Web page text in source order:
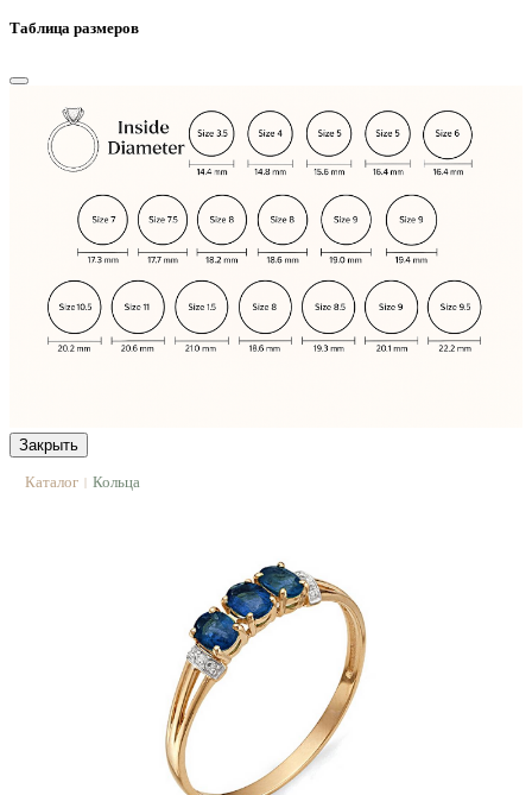
Таблица размеров
Закрыть
Каталог | Кольца